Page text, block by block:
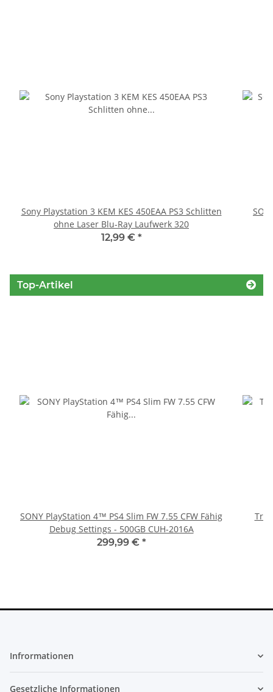
Sony Playstation 3 KEM KES 450EAA PS3 Schlitten
ohne Laser Blu-Ray Laufwerk 320
12,99 € *
Top-Artikel
SONY PlayStation 4™ PS4 Slim FW 7.55 CFW Fähig
Debug Settings - 500GB CUH-2016A
299,99 € *
Infrormationen
Gesetzliche Informationen